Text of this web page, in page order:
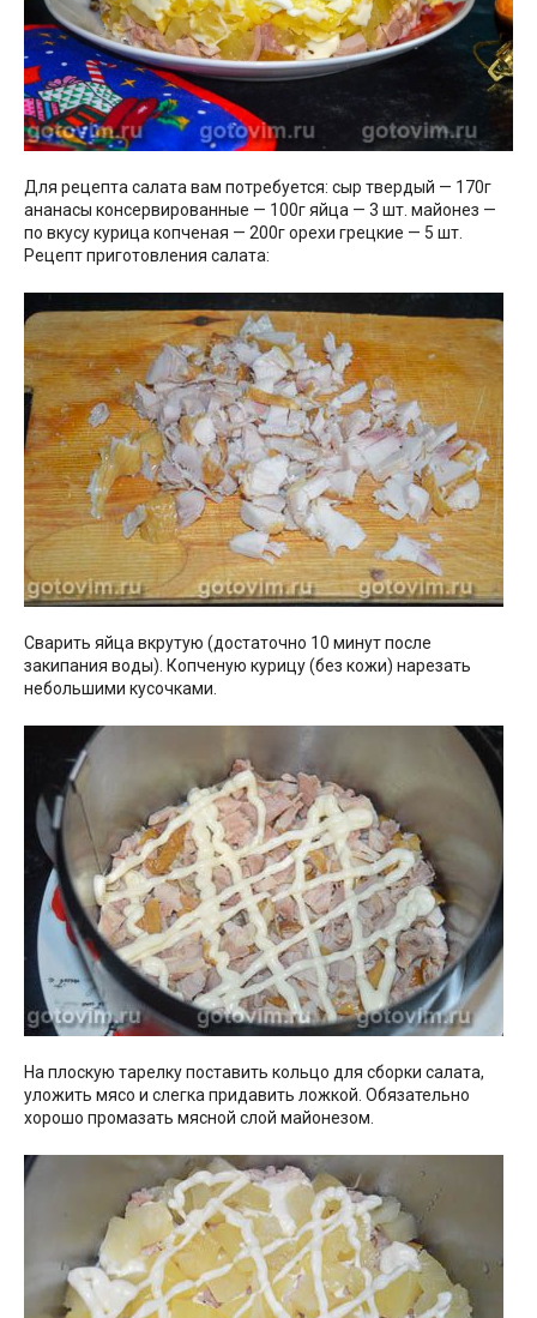
Для рецепта салата вам потребуется: сыр твердый — 170г
ананасы консервированные — 100г яйца — 3 шт. майонез —
по вкусу курица копченая — 200г орехи грецкие — 5 шт.
Рецепт приготовления салата:
Сварить яйца вкрутую (достаточно 10 минут после
закипания воды). Копченую курицу (без кожи) нарезать
небольшими кусочками.
На плоскую тарелку поставить кольцо для сборки салата,
уложить мясо и слегка придавить ложкой. Обязательно
хорошо промазать мясной слой майонезом.